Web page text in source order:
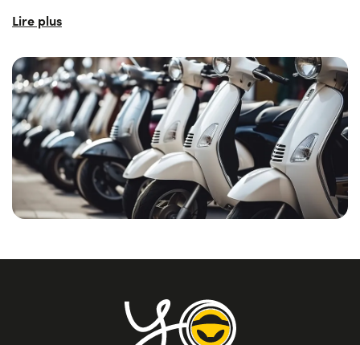
La location longue durée de motos pour particuliers et
de prévoir les dépenses mensuelles avec une extrême
précision. Le loyer dû pour la location longue durée de
scooters pour particuliers comprend tous les postes de
dépenses qui, normalement, seraient à la charge du
propriétaire du véhicule.
Comme nous l'avons dit plus haut, le service de location
longue durée pour les scooters et les microcars
est
rentable pour les particuliers, mais aussi pour les
des capitaux importants et sans se soucier de la gestion
profiter de tous ces avantages et avoir toujours le choix, la
location longue durée pour particuliers est la solution